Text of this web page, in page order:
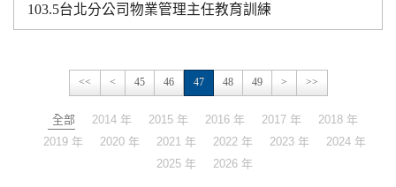
103.5台北分公司物業管理主任教育訓練
<< < 45 46 47 48 49 > >>
全部 2014 年 2015 年 2016 年 2017 年
2018 年
2019 年
2020 年 2021 年 2022 年 2023 年
2024 年
2025 年
2026 年